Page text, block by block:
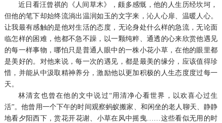
近日看汪曾祺的《人间草木》，颇多感慨，他的人生历经坎坷，
但他的笔下却始终流淌出温润如玉的文字来，沁人心扉、温暖人心。
让我最有感触的是他对生活的态度，无论身处什么样的急流，无论面
临怎样的困难，他都不急不躁，以一颗纯粹、通透的心来欣赏他遇见
的每一样事物，哪怕只是普通人眼中的一株小花小草，在他的眼里都
是美好的。对他来说，每一次的遇见，都是最美的缘分，应该值得珍
惜，并能从中汲取精神养分，激励他以更加积极的人生态度度过每一
天。
林清玄也曾在他的文中说过“用清净心看世界，以欢喜心过生
活”。他曾用一个下午的时间观察蚂蚁搬家、和闲坐的老人聊天、静静
地看夕阳西下，赏花开花谢、小草在风中摇曳……这些看似无用的时